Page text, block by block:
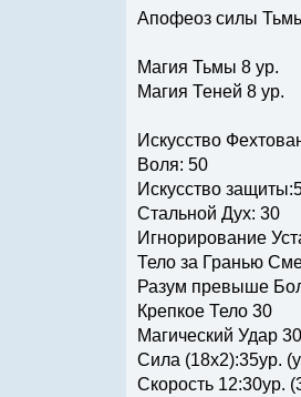
Апофеоз силы
Магия Тьмы 8 ур.
Магия Теней 8 ур.
Искусство
Воля: 50
Искусство
Стальной Дух: 30
Игнорирование
Тело за Гранью
Разум превыше
Крепкое Тело 30
Магический Удар 30
Сила (18х2):35ур.
Скорость 12:30ур.